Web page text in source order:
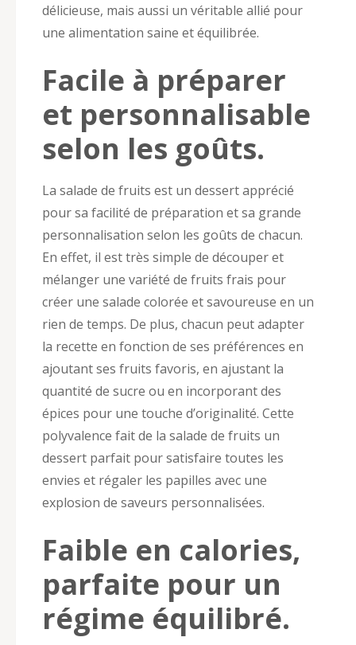
délicieuse, mais aussi un véritable allié pour
une alimentation saine et équilibrée.
Facile à préparer
et personnalisable
selon les goûts.
La salade de fruits est un dessert apprécié
pour sa facilité de préparation et sa grande
personnalisation selon les goûts de chacun.
En effet, il est très simple de découper et
mélanger une variété de fruits frais pour
créer une salade colorée et savoureuse en un
rien de temps. De plus, chacun peut adapter
la recette en fonction de ses préférences en
ajoutant ses fruits favoris, en ajustant la
quantité de sucre ou en incorporant des
épices pour une touche d’originalité. Cette
polyvalence fait de la salade de fruits un
dessert parfait pour satisfaire toutes les
envies et régaler les papilles avec une
explosion de saveurs personnalisées.
Faible en calories,
parfaite pour un
régime équilibré.